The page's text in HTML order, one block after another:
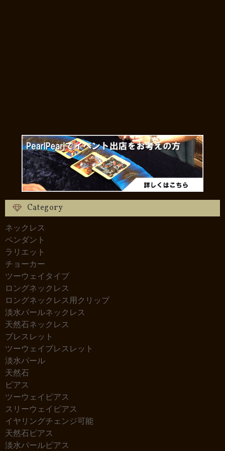
Category
ネックレス
ペンダント
ラリエット
チョーカー
ツーウェイタイプ
ロングネックレス
ロングネックレス用クリップ
淡水パールネックレス
天然石ネックレス
ブレスレット
ツーウェイブレスレット
淡水パール
天然石
ピアス
ツーウェイピアス
スリーウェイピアス
イヤリングチェンジ可能
天然石ピアス
淡水パールピアス